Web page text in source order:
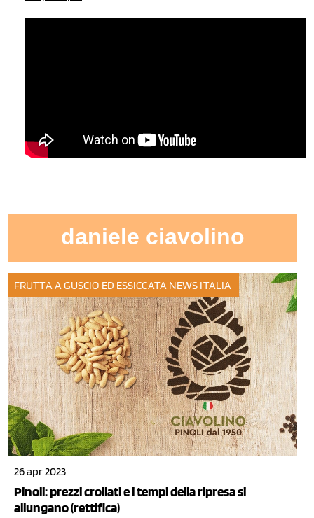
daniele ciavolino
FRUTTA A GUSCIO ED ESSICCATA NEWS ITALIA
26 apr 2023
Pinoli: prezzi crollati e i tempi della ripresa si
allungano (rettifica)